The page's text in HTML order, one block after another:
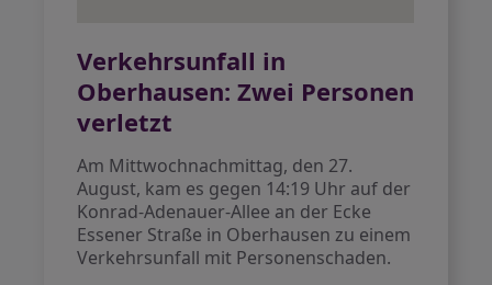
Verkehrsunfall in
Oberhausen: Zwei Personen
verletzt
Am Mittwochnachmittag, den 27.
August, kam es gegen 14:19 Uhr auf der
Konrad-Adenauer-Allee an der Ecke
Essener Straße in Oberhausen zu einem
Verkehrsunfall mit Personenschaden.